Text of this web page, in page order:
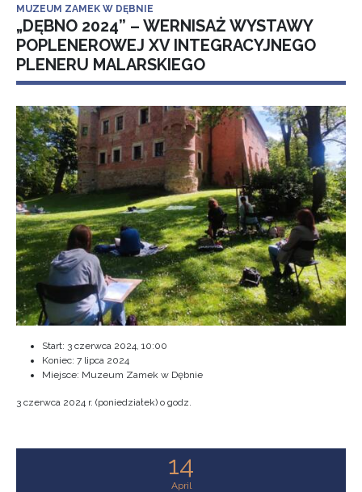
MUZEUM ZAMEK W DĘBNIE
„DĘBNO 2024” – WERNISAŻ WYSTAWY
POPLENEROWEJ XV INTEGRACYJNEGO
PLENERU MALARSKIEGO
Start: 3 czerwca 2024, 10:00
Koniec: 7 lipca 2024
Miejsce: Muzeum Zamek w Dębnie
3 czerwca 2024 r. (poniedziałek) o godz.
14
April